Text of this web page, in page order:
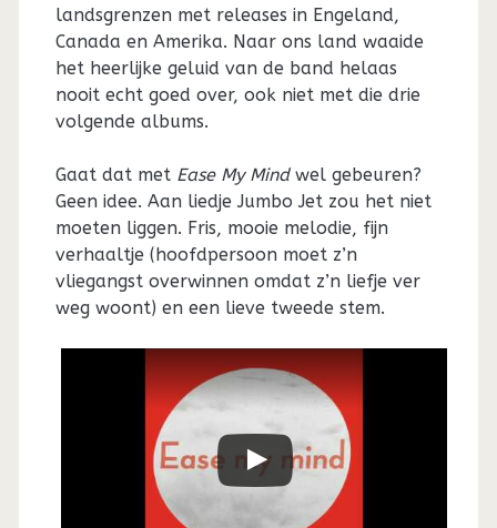
landsgrenzen met releases in Engeland,
Canada en Amerika. Naar ons land waaide
het heerlijke geluid van de band helaas
nooit echt goed over, ook niet met die drie
volgende albums.
Gaat dat met Ease My Mindwel gebeuren?
Geen idee. Aan liedje Jumbo Jet zou het niet
moeten liggen. Fris, mooie melodie, fijn
verhaaltje (hoofdpersoon moet z’n
vliegangst overwinnen omdat z’n liefje ver
weg woont) en een lieve tweede stem.